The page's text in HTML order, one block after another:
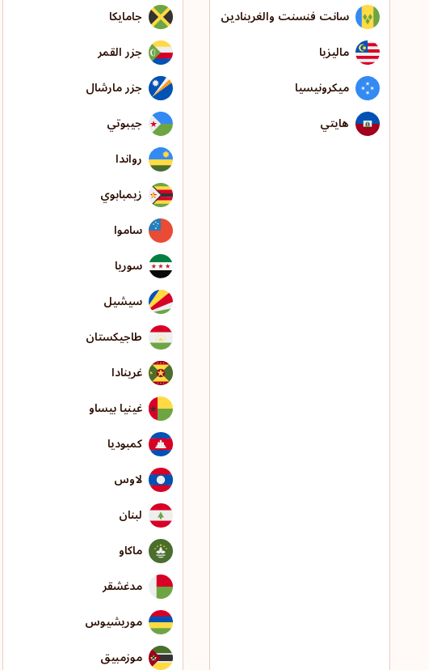
سانت فنسنت والغرينادين
ماليزيا
ميكرونيسيا
هايتي
جامايكا
جزر القمر
جزر مارشال
جيبوتي
رواندا
زيمبابوي
ساموا
سوريا
سيشيل
طاجيكستان
غرينادا
غينيا بيساو
كمبوديا
لاوس
لبنان
ماكاو
مدغشقر
موريشيوس
موزمبيق